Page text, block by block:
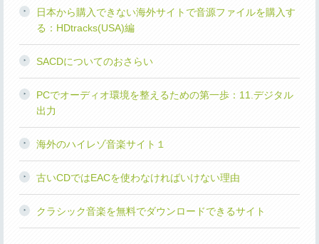
日本から購入できない海外サイトで音源ファイルを購入す
る：HDtracks(USA)編
SACDについてのおさらい
PCでオーディオ環境を整えるための第一歩：11.デジタル
出力
海外のハイレゾ音楽サイト１
古いCDではEACを使わなければいけない理由
クラシック音楽を無料でダウンロードできるサイト